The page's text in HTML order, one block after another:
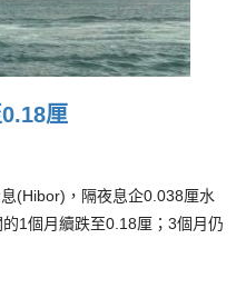
厘
(Hibor)，隔夜息企0.038厘水
1個月續跌至0.18厘；3個月仍